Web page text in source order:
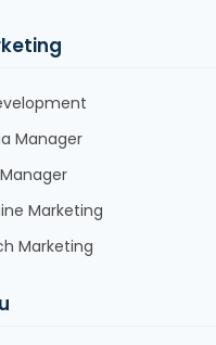
Manager
Marketing
Marketing